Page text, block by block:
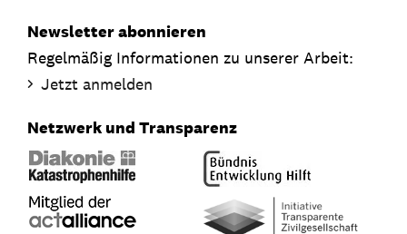
Newsletter abonnieren
Regelmäßig Informationen zu unserer Arbeit:
Jetzt anmelden
Netzwerk und Transparenz